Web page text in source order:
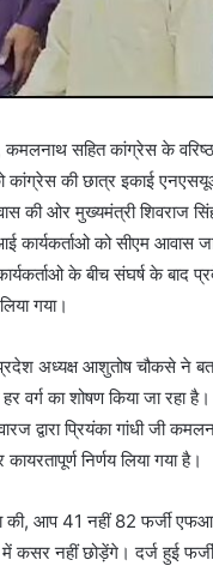
कमलनाथ सहित कांग्रेस के
कांग्रेस की छात्र इकाई
की ओर मुख्यमंत्री शिवराज
कार्यकर्ताओ को सीएम आवास
के बीच संघर्ष के बाद
गया।
अध्यक्ष आशुतोष चौकसे ने
वर्ग का शोषण किया जा रहा
द्वारा प्रियंका गांधी जी
निर्णय लिया गया है।
आप 41 नहीं 82 फर्जी
कसर नहीं छोड़ेंगे। दर्ज हुई